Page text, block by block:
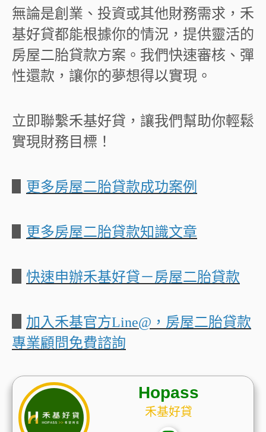
無論是創業、投資或其他財務需求，禾
基好貸都能根據你的情況，提供靈活的
房屋二胎貸款方案。我們快速審核、彈
性還款，讓你的夢想得以實現。
立即聯繫禾基好貸，讓我們幫助你輕鬆
實現財務目標！
更多房屋二胎貸款成功案例
更多房屋二胎貸款知識文章
快速申辦禾基好貸－房屋二胎貸款
加入禾基官方Line@，房屋二胎貸款
專業顧問免費諮詢
Hopass
禾基好貸